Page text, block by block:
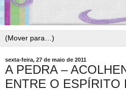
sexta-feira, 27 de maio de 2011
A PEDRA –
ENTRE O ESPÍRITO